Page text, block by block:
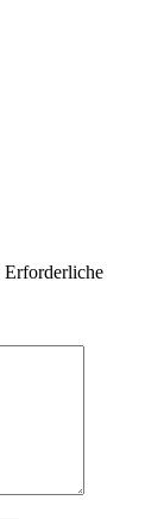
Erforderliche